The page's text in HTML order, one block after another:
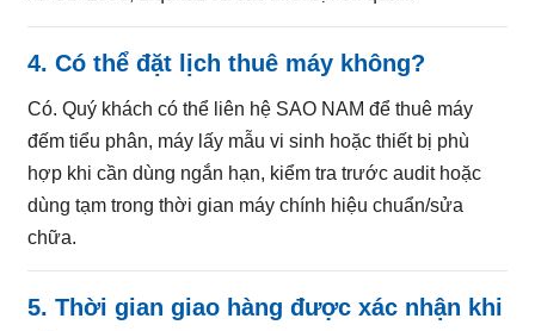
4. Có thể đặt lịch thuê máy không?
Có. Quý khách có thể liên hệ SAO NAM để thuê máy
đếm tiểu phân, máy lấy mẫu vi sinh hoặc thiết bị phù
hợp khi cần dùng ngắn hạn, kiểm tra trước audit hoặc
dùng tạm trong thời gian máy chính hiệu chuẩn/sửa
chữa.
5. Thời gian giao hàng được xác nhận khi